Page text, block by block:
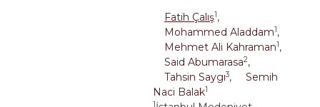
Fatih Çalış1,
Mohammed Aladdam1,
Mehmet Ali Kahraman1,
Said Abumarasa2,
Tahsin Saygı3,
Semih
Naci Balak1
1